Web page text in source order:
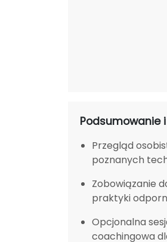
Podsumowanie
Przegląd
poznanych
Zobowiązanie
praktyki
Opcjonalna
coachingowa